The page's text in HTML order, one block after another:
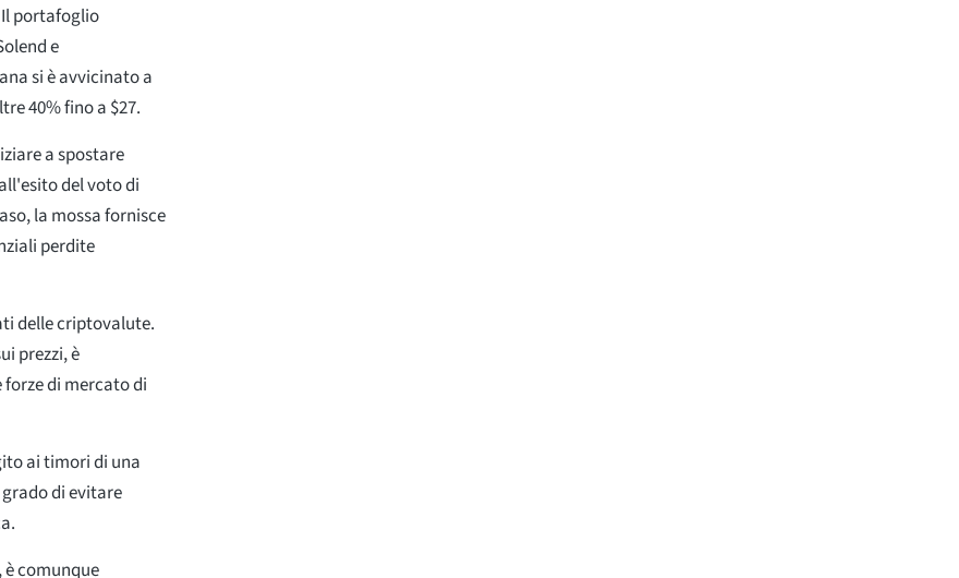
portafoglio
e
si è avvicinato a
40% fino a $27.
a spostare
del voto di
la mossa fornisce
perdite
delle criptovalute.
prezzi, è
di mercato di
ai timori di una
di evitare
comunque